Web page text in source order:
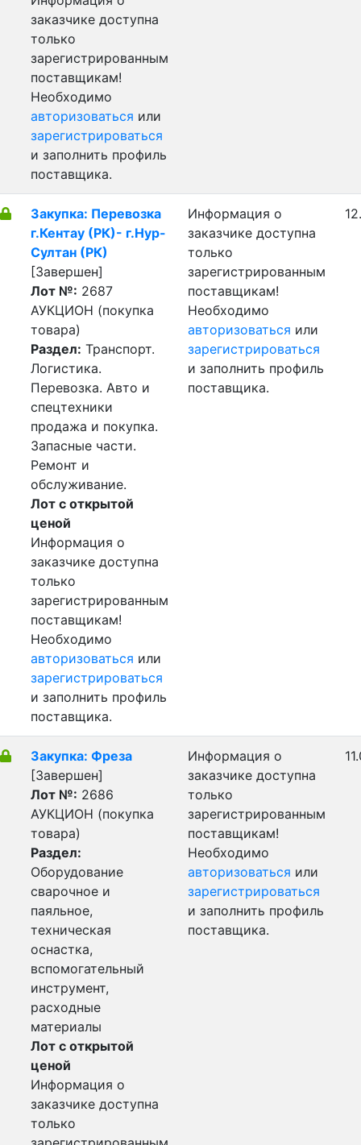
заказчике доступна
только
зарегистрированным
поставщикам!
Необходимо
авторизоваться или
зарегистрироваться
и заполнить профиль
поставщика.
Закупка: Перевозка
г.Кентау (РК)- г.Нур-
Султан (РК)
[Завершен]
Лот №: 2687
АУКЦИОН (покупка
товара)
Раздел: Транспорт.
Логистика.
Перевозка. Авто и
спецтехники
продажа и покупка.
Запасные части.
Ремонт и
обслуживание.
Лот с открытой
ценой
Информация о
заказчике доступна
только
зарегистрированным
поставщикам!
Необходимо
авторизоваться или
зарегистрироваться
и заполнить профиль
поставщика.
Информация о
заказчике доступна
только
зарегистрированным
поставщикам!
Необходимо
авторизоваться или
зарегистрироваться
и заполнить профиль
поставщика.
Закупка: Фреза
[Завершен]
Лот №: 2686
АУКЦИОН (покупка
товара)
Раздел:
Оборудование
сварочное и
паяльное,
техническая
оснастка,
вспомогательный
инструмент,
расходные
материалы
Лот с открытой
ценой
Информация о
заказчике доступна
только
Информация о
заказчике доступна
только
зарегистрированным
поставщикам!
Необходимо
авторизоваться или
зарегистрироваться
и заполнить профиль
поставщика.